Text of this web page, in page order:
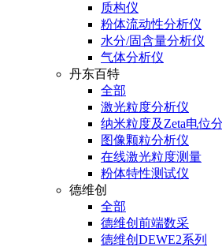
质构仪
粉体流动性分析仪
水分/固含量分析仪
气体分析仪
丹东百特
全部
激光粒度分析仪
纳米粒度及Zeta电位
图像颗粒分析仪
在线激光粒度测量
粉体特性测试仪
德维创
全部
德维创前端数采
德维创DEWE2系列